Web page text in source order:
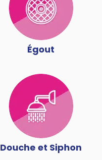
Égout
Douche et Siphon